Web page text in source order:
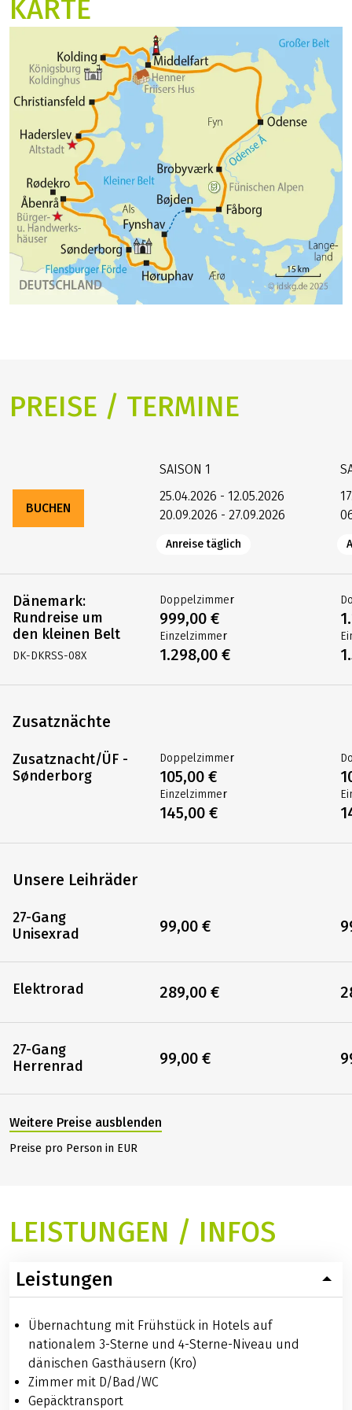
KARTE
PREISE / TERMINE
BUCHEN
Dänemark:
Rundreise um
den kleinen Belt
DK-DKRSS-08X
Zusatznächte
Zusatznacht/ÜF -
Sønderborg
Unsere Leihräder
27-Gang
Unisexrad
Elektrorad
27-Gang
Herrenrad
SAISON 1
25.04.2026 - 12.05.2026
20.09.2026 - 27.09.2026
Anreise täglich
Doppelzimmer
999,00 €
Einzelzimmer
1.298,00 €
Doppelzimmer
105,00 €
Einzelzimmer
145,00 €
99,00 €
289,00 €
99,00 €
Weitere Preise ausblenden
Preise pro Person in EUR
LEISTUNGEN / INFOS
Leistungen
Übernachtung mit Frühstück in Hotels auf
nationalem 3-Sterne und 4-Sterne-Niveau und
dänischen Gasthäusern (Kro)
Zimmer mit D/Bad/WC
Gepäcktransport